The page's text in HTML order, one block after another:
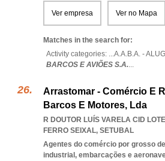
Ver empresa Ver no Mapa
Matches in the search for:
Activity categories: ...A.A.B.A. -
BARCOS E AVIÕES S.A....
Arrastomar - Comércio E
Barcos E Motores, Lda
R DOUTOR LUÍS VARELA CID
FERRO SEIXAL, SETUBAL
Agentes do comércio por grosso
industrial, embarcações e